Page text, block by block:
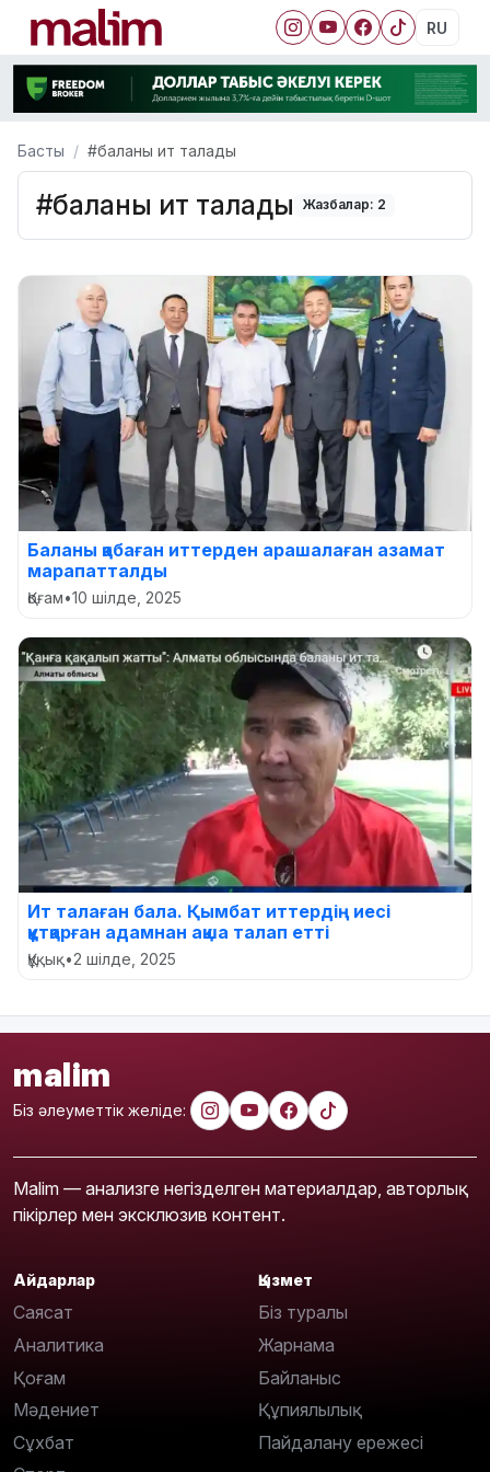
RU
Басты #баланы ит талады
#баланы ит талады Жазбалар: 2
Баланы қабаған иттерден арашалаған азамат
марапатталды
Қоғам•10 шілде, 2025
Ит талаған бала. Қымбат иттердің иесі
құтқарған адамнан ақша талап етті
Құқық•2 шілде, 2025
malim
Біз әлеуметтік желіде:
Malim — анализге негізделген материалдар, авторлық
пікірлер мен эксклюзив контент.
Айдарлар
Саясат
Аналитика
Қоғам
Мәдениет
Сұхбат
Қызмет
Біз туралы
Жарнама
Байланыс
Құпиялылық
Пайдалану ережесі